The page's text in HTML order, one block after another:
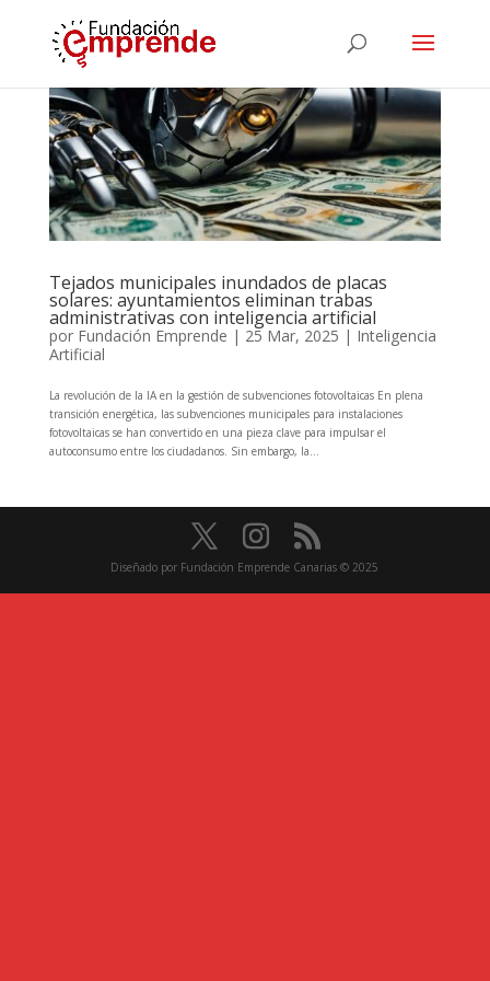
Tejados municipales inundados de placas
solares: ayuntamientos eliminan trabas
administrativas con inteligencia artificial
por Fundación Emprende | 25 Mar, 2025 | Inteligencia
Artificial
La revolución de la IA en la gestión de subvenciones fotovoltaicas En plena
transición energética, las subvenciones municipales para instalaciones
fotovoltaicas se han convertido en una pieza clave para impulsar el
autoconsumo entre los ciudadanos. Sin embargo, la...
Diseñado por Fundación Emprende Canarias © 2025